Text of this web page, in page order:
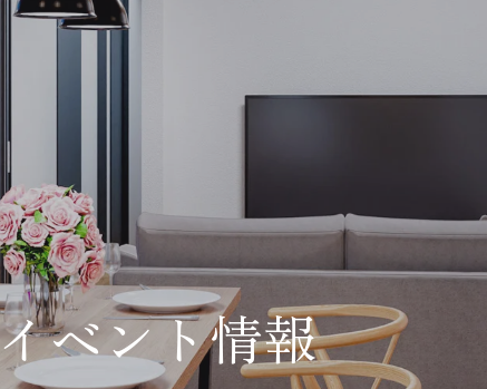
ベント情報